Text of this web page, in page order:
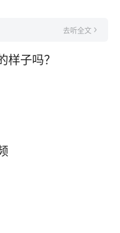
去听全文
样子吗？